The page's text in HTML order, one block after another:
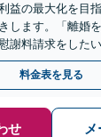
益の最大化を目
します。「離婚
謝料請求をした
料金表を見る
せ